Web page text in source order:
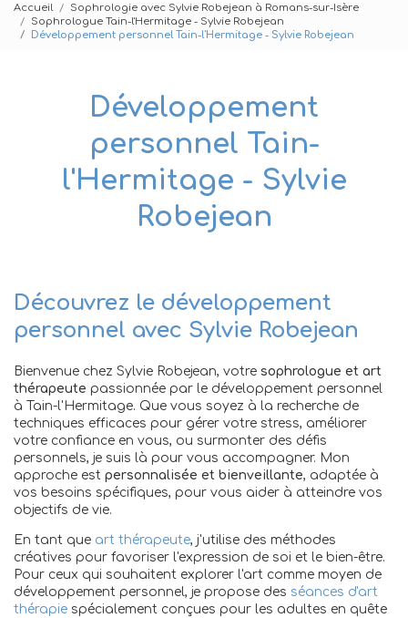
Accueil
Sophrologie avec Sylvie Robejean à Romans-sur-Isère
Sophrologue Tain-l'Hermitage - Sylvie Robejean
Développement personnel Tain-l'Hermitage - Sylvie Robejean
Développement
personnel Tain-
l'Hermitage - Sylvie
Robejean
Découvrez le développement
personnel avec Sylvie Robejean
Bienvenue chez Sylvie Robejean, votre sophrologue et art
thérapeute passionnée par le développement personnel
à Tain-l'Hermitage. Que vous soyez à la recherche de
techniques efficaces pour gérer votre stress, améliorer
votre confiance en vous, ou surmonter des défis
personnels, je suis là pour vous accompagner. Mon
approche est personnalisée et bienveillante, adaptée à
vos besoins spécifiques, pour vous aider à atteindre vos
objectifs de vie.
En tant que art thérapeute, j'utilise des méthodes
créatives pour favoriser l'expression de soi et le bien-être.
Pour ceux qui souhaitent explorer l'art comme moyen de
développement personnel, je propose des séances d'art
thérapie spécialement conçues pour les adultes en quête